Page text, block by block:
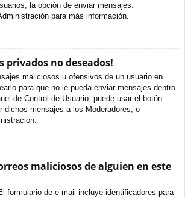
la opción de enviar mensajes.
para más información.
privados no deseados!
maliciosos u ofensivos de un usuario en
para que no le pueda enviar mensajes dentro
de Control de Usuario, puede usar el botón
dichos mensajes a los Moderadores, o
maliciosos de alguien en este
formulario de e-mail incluye identificadores para